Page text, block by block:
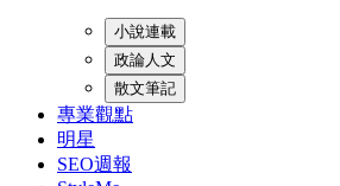
小說連載
政論人文
散文筆記
專業觀點
明星
SEO週報